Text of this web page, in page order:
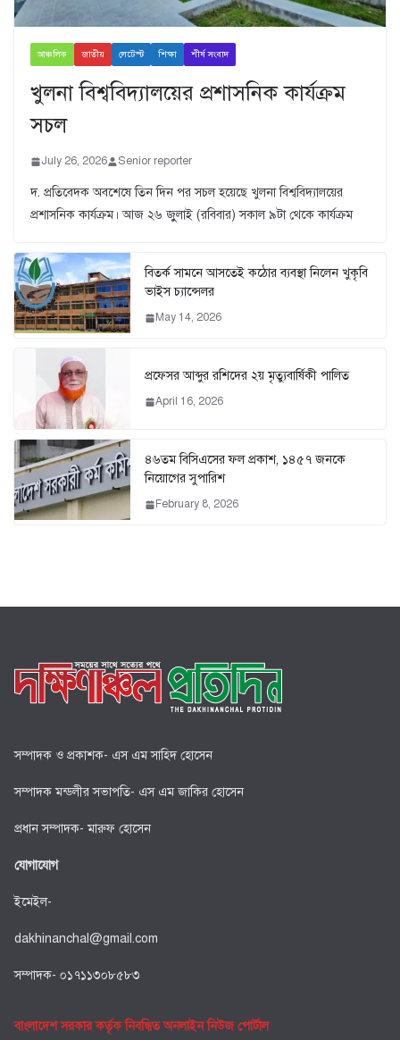
আঞ্চলিক জাতীয় লেটেস্ট শিক্ষা শীর্ষ সংবাদ
খুলনা বিশ্ববিদ্যালয়ের প্রশাসনিক কার্যক্রম
সচল
July 26, 2026 Senior reporter
দ. প্রতিবেদক অবশেষে তিন দিন পর সচল হয়েছে খুলনা বিশ্ববিদ্যালয়ের
প্রশাসনিক কার্যক্রম। আজ ২৬ জুুলাই (রবিবার) সকাল ৯টা থেকে কার্যক্রম
বিতর্ক সামনে আসতেই কঠোর ব্যবস্থা নিলেন খুকৃবি
ভাইস চ্যান্সেলর
May 14, 2026
প্রফেসর আব্দুর রশিদের ২য় মৃত্যুবার্ষিকী পালিত
April 16, 2026
৪৬তম বিসিএসের ফল প্রকাশ, ১৪৫৭ জনকে
নিয়োগের সুপারিশ
February 8, 2026
সম্পাদক ও প্রকাশক- এস এম সাহিদ হোসেন
সম্পাদক মন্ডলীর সভাপতি- এস এম জাকির হোসেন
প্রধান সম্পাদক- মারুফ হোসেন
যোগাযোগ
ইমেইল-
dakhinanchal@gmail.com
সম্পাদক- ০১৭১১৩০৮৫৮৩
বাংলাদেশ সরকার কর্তৃক নিবন্ধিত অনলাইন নিউজ পোর্টাল